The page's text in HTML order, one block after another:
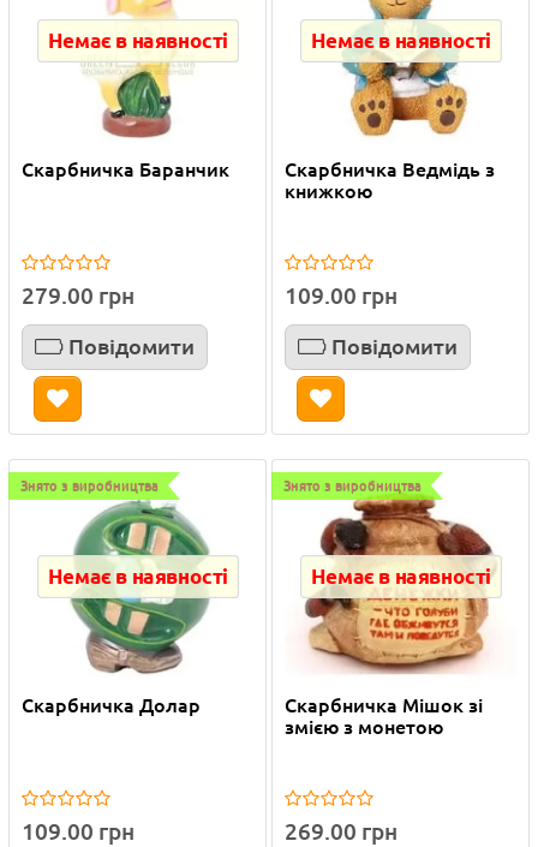
Немає в наявності
Скарбничка Баранчик
279.00 грн
Повідомити
Немає в наявності
Скарбничка Ведмідь з
книжкою
109.00 грн
Повідомити
Знято з виробництва
Немає в наявності
Скарбничка Долар
109.00 грн
Знято з виробництва
Немає в наявності
Скарбничка Мішок зі
змією з монетою
269.00 грн